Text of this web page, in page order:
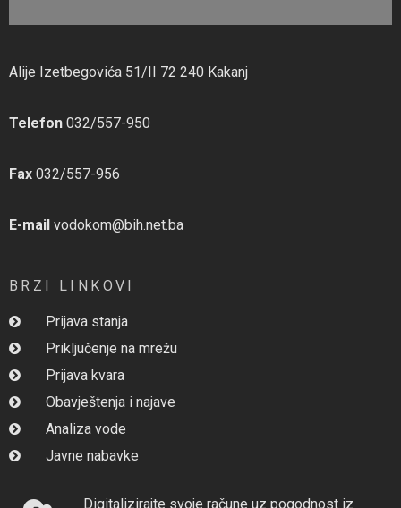
Alije Izetbegovića 51/II 72 240 Kakanj
Telefon 032/557-950
Fax 032/557-956
E-mail vodokom@bih.net.ba
BRZI LINKOVI
Prijava stanja
Priključenje na mrežu
Prijava kvara
Obavještenja i najave
Analiza vode
Javne nabavke
Digitalizirajte svoje račune uz pogodnost iz